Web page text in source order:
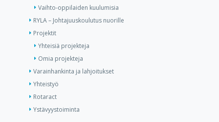
Vaihto-oppilaiden kuulumisia
RYLA – Johtajuuskoulutus nuorille
Projektit
Yhteisiä projekteja
Omia projekteja
Varainhankinta ja lahjoitukset
Yhteistyö
Rotaract
Ystävyystoiminta